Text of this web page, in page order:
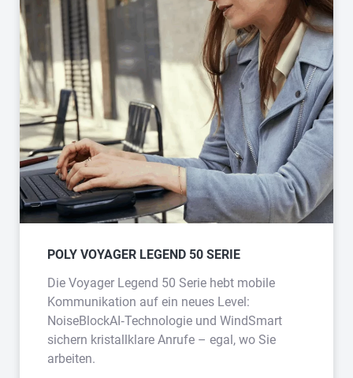
POLY VOYAGER LEGEND 50 SERIE
Die Voyager Legend 50 Serie hebt mobile
Kommunikation auf ein neues Level:
NoiseBlockAI‑Technologie und WindSmart
sichern kristallklare Anrufe – egal, wo Sie
arbeiten.